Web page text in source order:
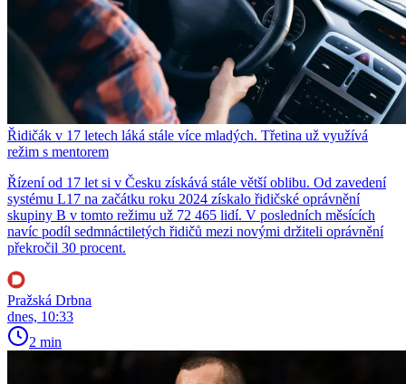
Řidičák v 17 letech láká stále více mladých. Třetina už využívá
režim s mentorem
Řízení od 17 let si v Česku získává stále větší oblibu. Od zavedení
systému L17 na začátku roku 2024 získalo řidičské oprávnění
skupiny B v tomto režimu už 72 465 lidí. V posledních měsících
navíc podíl sedmnáctiletých řidičů mezi novými držiteli oprávnění
překročil 30 procent.
Pražská Drbna
dnes, 10:33
2 min